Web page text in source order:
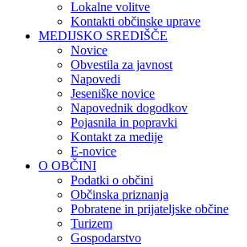
Lokalne volitve
Kontakti občinske uprave
MEDIJSKO SREDIŠČE
Novice
Obvestila za javnost
Napovedi
Jeseniške novice
Napovednik dogodkov
Pojasnila in popravki
Kontakt za medije
E-novice
O OBČINI
Podatki o občini
Občinska priznanja
Pobratene in prijateljske občine
Turizem
Gospodarstvo